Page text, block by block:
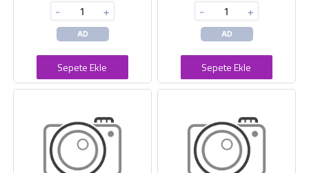
- +
AD
Sepete Ekle
- +
AD
Sepete Ekle